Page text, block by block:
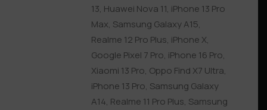
13, Huawei Nova 11, iPhone 13 Pro
Max, Samsung Galaxy A15,
Realme 12 Pro Plus, iPhone X,
Google Pixel 7 Pro, iPhone 16 Pro,
Xiaomi 13 Pro, Oppo Find X7 Ultra,
iPhone 13 Pro, Samsung Galaxy
A14, Realme 11 Pro Plus, Samsung